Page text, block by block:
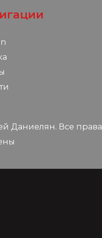
Даниелян. Все права